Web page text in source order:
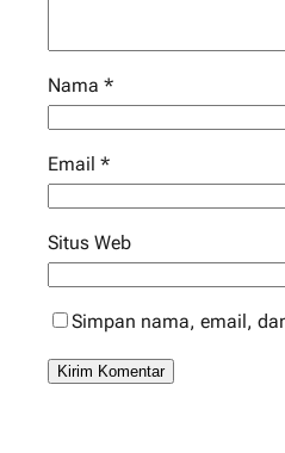
Nama *
Email *
Situs Web
Simpan nama, email,